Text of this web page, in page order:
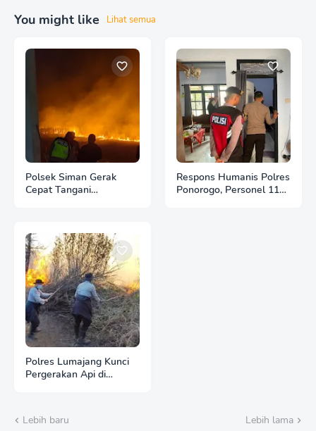
You might like Lihat semua
Polsek Siman Gerak
Cepat Tangani
Respons Humanis Polres
Ponorogo, Personel 110
Polres Lumajang Kunci
Pergerakan Api di
Lebih baru
Lebih lama